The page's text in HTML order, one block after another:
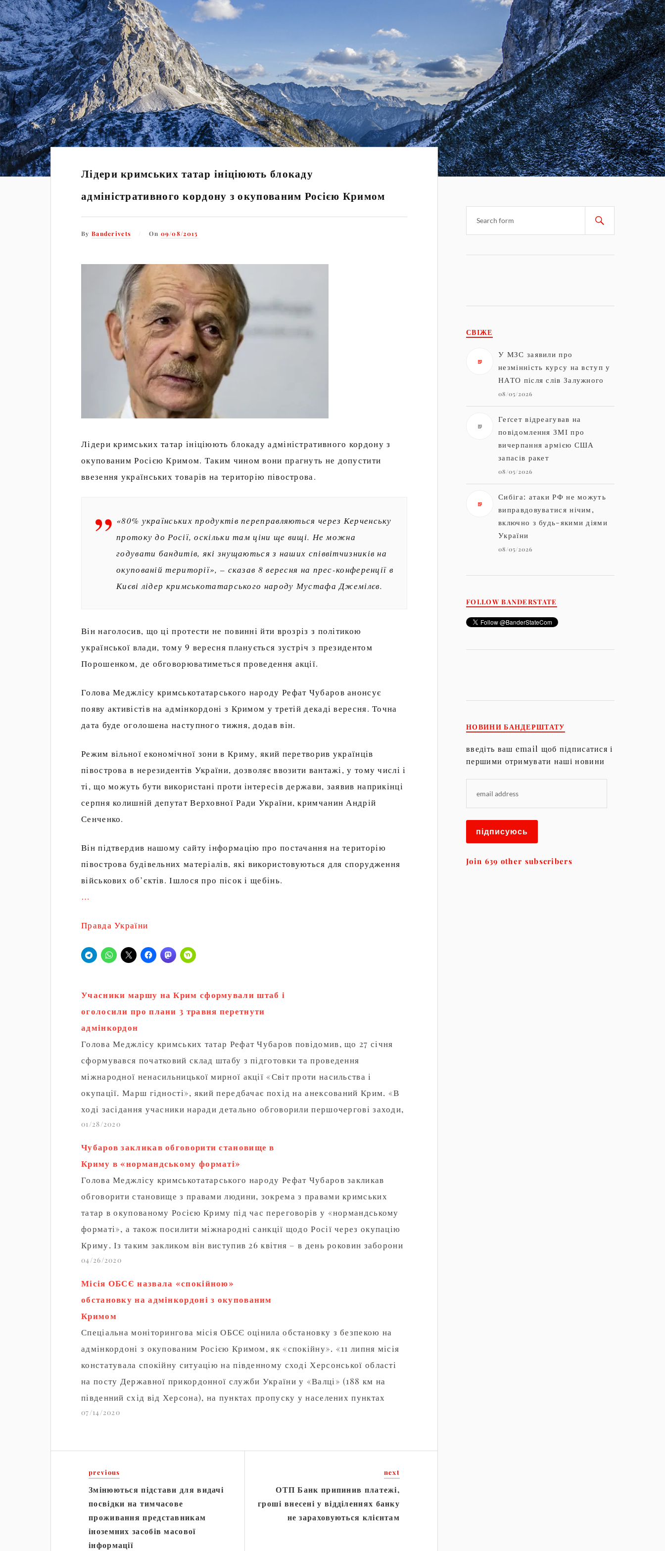
Лідери кримських татар ініціюють блокаду
адміністративного кордону з окупованим Росією Кримом
By Banderivets On 09/08/2015
Лідери кримських татар ініціюють блокаду адміністративного кордону з
окупованим Росією Кримом. Таким чином вони прагнуть не допустити
ввезення українських товарів на територію півострова.
«80% українських продуктів переправляються через Керченську
протоку до Росії, оскільки там ціни ще вищі. Не можна
годувати бандитів, які знущаються з наших співвітчизників на
окупованій території», – сказав 8 вересня на прес-конференції в
Києві лідер кримськотатарського народу Мустафа Джемілєв.
Він наголосив, що ці протести не повинні йти врозріз з політикою
української влади, тому 9 вересня планується зустріч з президентом
Порошенком, де обговорюватиметься проведення акції.
Голова Меджлісу кримськотатарського народу Рефат Чубаров анонсує
появу активістів на адмінкордоні з Кримом у третій декаді вересня. Точна
дата буде оголошена наступного тижня, додав він.
Режим вільної економічної зони в Криму, який перетворив українців
півострова в нерезидентів України, дозволяє ввозити вантажі, у тому числі і
ті, що можуть бути використані проти інтересів держави, заявив наприкінці
серпня колишній депутат Верховної Ради України, кримчанин Андрій
Сенченко.
Він підтвердив нашому сайту інформацію про постачання на територію
півострова будівельних матеріалів, які використовуються для спорудження
військових об’єктів. Ішлося про пісок і щебінь.
…
Правда України
Учасники маршу на Крим сформували штаб і
оголосили про плани 3 травня перетнути
адмінкордон
Голова Меджлісу кримських татар Рефат Чубаров повідомив, що 27 січня
сформувався початковий склад штабу з підготовки та проведення
міжнародної ненасильницької мирної акції «Світ проти насильства і
окупації. Марш гідності», який передбачає похід на анексований Крим. «В
ході засідання учасники наради детально обговорили першочергові заходи,
пов'язані з запланованою мирною акцією, і…
01/28/2020
Чубаров закликав обговорити становище в
Криму в «нормандському форматі»
Голова Меджлісу кримськотатарського народу Рефат Чубаров закликав
обговорити становище з правами людини, зокрема з правами кримських
татар в окупованому Росією Криму під час переговорів у «нормандському
форматі», а також посилити міжнародні санкції щодо Росії через окупацію
Криму. Із таким закликом він виступив 26 квітня – в день роковин заборони
діяльності…
04/26/2020
Місія ОБСЄ назвала «спокійною»
обстановку на адмінкордоні з окупованим
Кримом
Спеціальна моніторингова місія ОБСЄ оцінила обстановку з безпекою на
адмінкордоні з окупованим Росією Кримом, як «спокійну». «11 липня місія
констатувала спокійну ситуацію на південному сході Херсонської області
на посту Державної прикордонної служби України у «Валці» (188 км на
південний схід від Херсона), на пунктах пропуску у населених пунктах
Чонгар (163…
07/14/2020
previous
Змінюються підстави для видачі
посвідки на тимчасове
проживання представникам
іноземних засобів масової
інформації
next
ОТП Банк припинив платежі,
гроші внесені у відділеннях банку
не зараховуються клієнтам
СВІЖЕ
У МЗС заявили про
незмінність курсу на вступ у
НАТО після слів Залужного
08/05/2026
Геґсет відреагував на
повідомлення ЗМІ про
вичерпання армією США
запасів ракет
08/05/2026
Сибіга: атаки РФ не можуть
виправдовуватися нічим,
включно з будь-якими діями
України
08/05/2026
FOLLOW BANDERSTATE
НОВИНИ БАНДЕРШТАТУ
введіть ваш email щоб підписатися і
першими отримувати наші новини
підписуюсь
Join 639 other subscribers